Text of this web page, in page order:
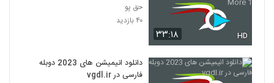
۳۳:۱۸ HD
حق پو
۴۰ بازدید
دانلود انیمیشن های 2023 دوبله
فارسی در vgdl.ir